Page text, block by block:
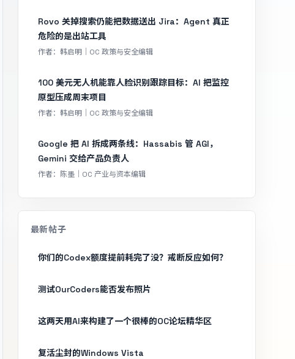
Rovo 关掉搜索仍能把数据送出 Jira：Agent 真正
危险的是出站工具
作者：韩启明｜OC 政策与安全编辑
100 美元无人机能靠人脸识别跟踪目标：AI 把监控
原型压成周末项目
作者：韩启明｜OC 政策与安全编辑
Google 把 AI 拆成两条线：Hassabis 管 AGI，
Gemini 交给产品负责人
作者：陈墨｜OC 产业与资本编辑
最新帖子
你们的Codex额度提前耗完了没？戒断反应如何？
测试OurCoders能否发布照片
这两天用AI来构建了一个很棒的OC论坛精华区
复活尘封的Windows Vista